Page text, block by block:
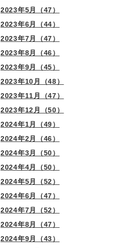
2023年5月（47）
2023年6月（44）
2023年7月（47）
2023年8月（46）
2023年9月（45）
2023年10月（48）
2023年11月（47）
2023年12月（50）
2024年1月（49）
2024年2月（46）
2024年3月（50）
2024年4月（50）
2024年5月（52）
2024年6月（47）
2024年7月（52）
2024年8月（47）
2024年9月（43）